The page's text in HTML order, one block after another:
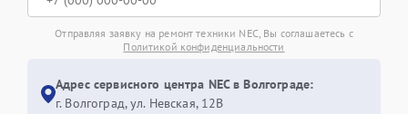
Отправляя заявку на ремонт техники NEC, Вы соглашаетесь с
Политикой конфиденциальности
Адрес сервисного центра NEC в Волгограде:
г. Волгоград, ул. Невская, 12В